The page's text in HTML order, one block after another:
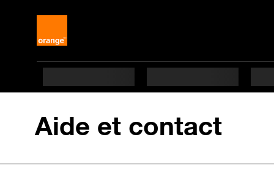
Aide et contact